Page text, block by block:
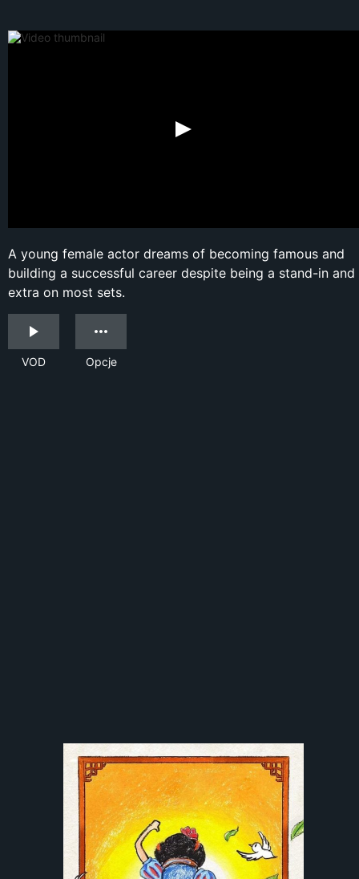
A young female actor dreams of becoming famous and
building a successful career despite being a stand-in and
extra on most sets.
VOD Opcje